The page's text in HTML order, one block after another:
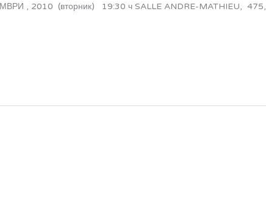
, 2010 (вторник) 19:30 ч SALLE ANDRE-MATHIEU, 475,